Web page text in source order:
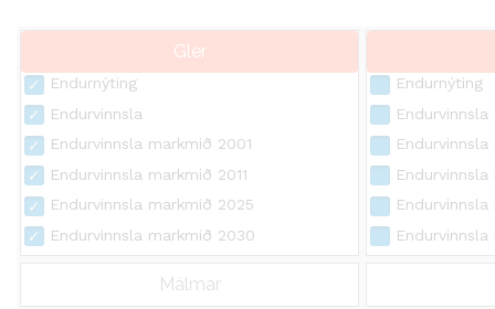
Gler
Endurnýting
Endurvinnsla
Endurvinnsla markmið 2001
Endurvinnsla markmið 2011
Endurvinnsla markmið 2025
Endurvinnsla markmið 2030
Endurnýting
Endurvinnsla
Endurvinnsla
Málmar